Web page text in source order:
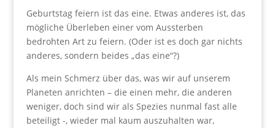
Geburtstag feiern ist das eine. Etwas anderes ist, das
mögliche Überleben einer vom Aussterben
bedrohten Art zu feiern. (Oder ist es doch gar nichts
anderes, sondern beides „das eine“?)
Als mein Schmerz über das, was wir auf unserem
Planeten anrichten – die einen mehr, die anderen
weniger, doch sind wir als Spezies nunmal fast alle
beteiligt -, wieder mal kaum auszuhalten war,